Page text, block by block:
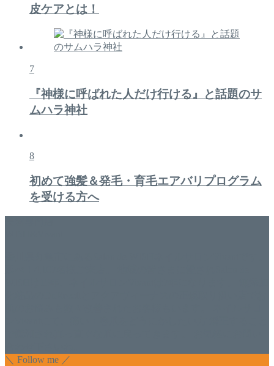
皮ケアとは！
7
『神様に呼ばれた人だけ行ける』と話題のサ
ムハラ神社
8
初めて強髪＆発毛・育毛エアバリプログラム
を受ける方へ
＼ Follow me ／